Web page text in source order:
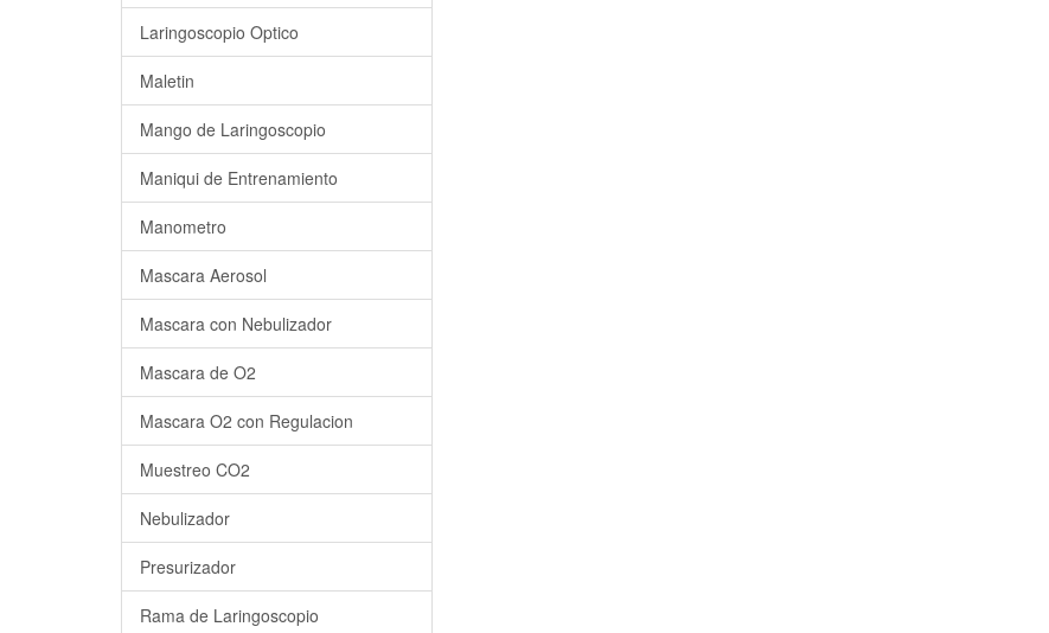
Laringoscopio Optico
Maletin
Mango de Laringoscopio
Maniqui de Entrenamiento
Manometro
Mascara Aerosol
Mascara con Nebulizador
Mascara de O2
Mascara O2 con Regulacion
Muestreo CO2
Nebulizador
Presurizador
Rama de Laringoscopio